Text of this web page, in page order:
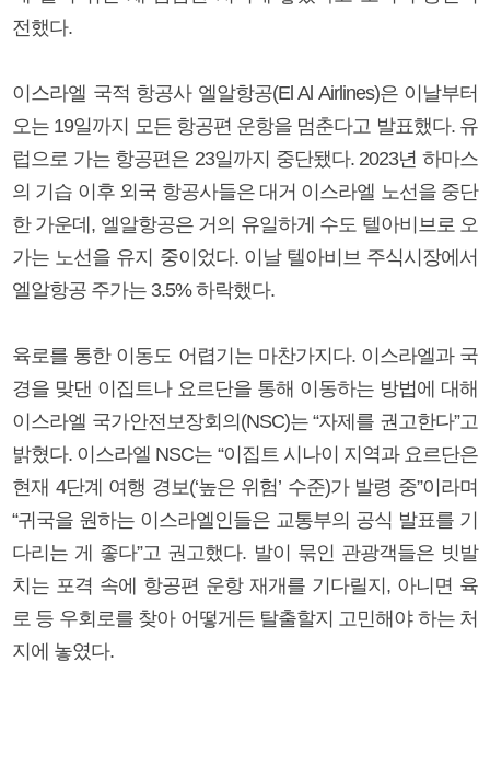
전했다.
이스라엘 국적 항공사 엘알항공(El Al Airlines)은 이날부터
오는 19일까지 모든 항공편 운항을 멈춘다고 발표했다. 유
럽으로 가는 항공편은 23일까지 중단됐다. 2023년 하마스
의 기습 이후 외국 항공사들은 대거 이스라엘 노선을 중단
한 가운데, 엘알항공은 거의 유일하게 수도 텔아비브로 오
가는 노선을 유지 중이었다. 이날 텔아비브 주식시장에서
엘알항공 주가는 3.5% 하락했다.
육로를 통한 이동도 어렵기는 마찬가지다. 이스라엘과 국
경을 맞댄 이집트나 요르단을 통해 이동하는 방법에 대해
이스라엘 국가안전보장회의(NSC)는 “자제를 권고한다”고
밝혔다. 이스라엘 NSC는 “이집트 시나이 지역과 요르단은
현재 4단계 여행 경보(‘높은 위험’ 수준)가 발령 중”이라며
“귀국을 원하는 이스라엘인들은 교통부의 공식 발표를 기
다리는 게 좋다”고 권고했다. 발이 묶인 관광객들은 빗발
치는 포격 속에 항공편 운항 재개를 기다릴지, 아니면 육
로 등 우회로를 찾아 어떻게든 탈출할지 고민해야 하는 처
지에 놓였다.